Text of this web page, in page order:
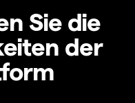
Sie die
der